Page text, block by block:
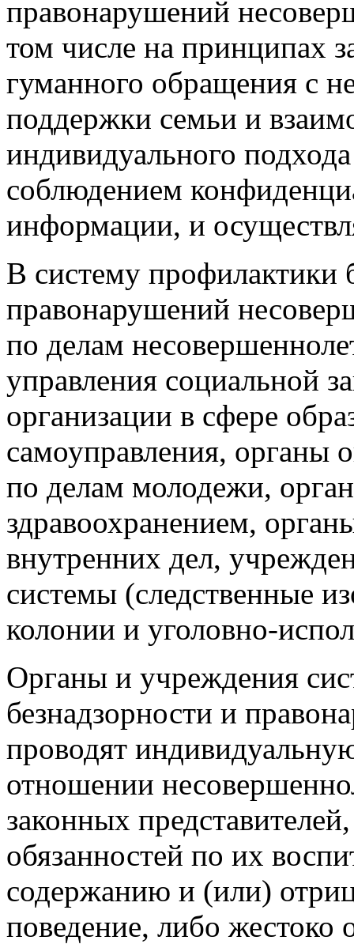
правонарушений
том числе на принципах
гуманного обращения с
поддержки семьи и
индивидуального
соблюдением
информации, и
В систему профилактики
правонарушений
по делам
управления социальной
организации в сфере
самоуправления, органы
по делам молодежи,
здравоохранением,
внутренних дел,
системы (следственные
колонии и уголовно-
Органы и учреждения
безнадзорности и
проводят
отношении
законных
обязанностей по их
содержанию и (или)
поведение, либо